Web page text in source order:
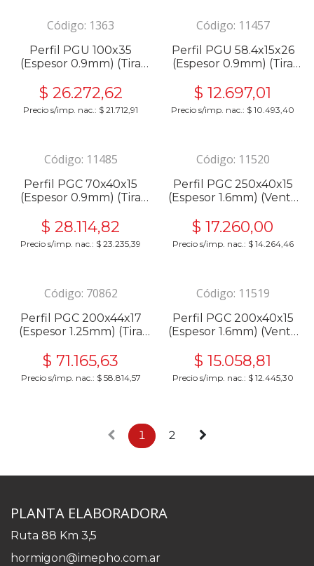
Código: 1363
Perfil PGU 100x35
(Espesor 0.9mm) (Tira
$ 26.272,62
Precio s/imp. nac.: $21.712,91
Código: 11457
Perfil PGU 58.4x15x26
(Espesor 0.9mm) (Tira
$12.697,01
Precio s/imp. nac.: $10.493,40
Código: 11485
Perfil PGC 70x40x15
(Espesor 0.9mm) (Tira
$28.114,82
Precio s/imp. nac.: $23.235,39
Código: 11520
Perfil PGC 250x40x15
(Espesor 1.6mm) (Venta
$17.260,00
Precio s/imp. nac.: $ 14.264,46
Código: 70862
Perfil PGC 200x44x17
(Espesor 1.25mm) (Tira
$ 71.165,63
Precio s/imp. nac.: $ 58.814,57
Código: 11519
Perfil PGC 200x40x15
(Espesor 1.6mm) (Venta
$15.058,81
Precio s/imp. nac.: $ 12.445,30
1 2
PLANTA ELABORADORA
Ruta 88 Km 3,5
hormigon@imepho.com.ar